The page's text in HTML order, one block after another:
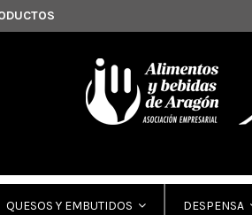
QUESOS Y EMBUTIDOS DESPENSA